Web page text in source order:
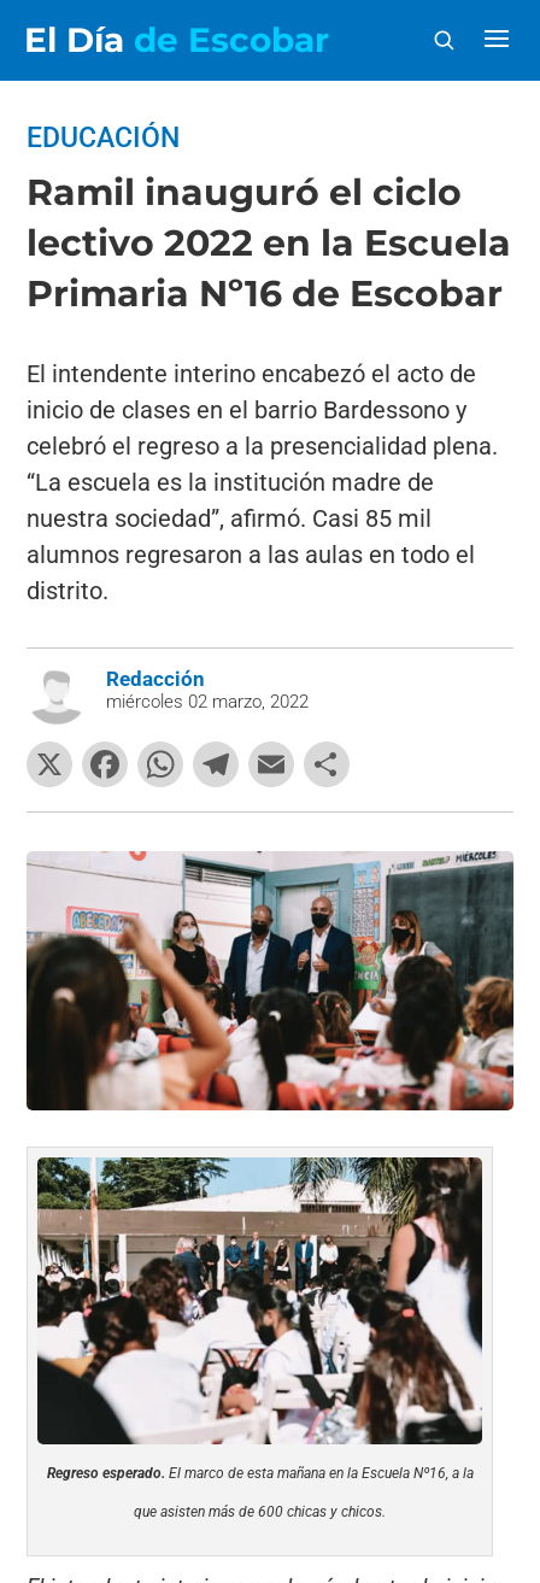
El Día de Escobar
EDUCACIÓN
Ramil inauguró el ciclo
lectivo 2022 en la Escuela
Primaria Nº16 de Escobar
El intendente interino encabezó el acto de
inicio de clases en el barrio Bardessono y
celebró el regreso a la presencialidad plena.
“La escuela es la institución madre de
nuestra sociedad”, afirmó. Casi 85 mil
alumnos regresaron a las aulas en todo el
distrito.
Redacción
miércoles 02 marzo, 2022
X
F
a
c
e
b
o
o
k
W
h
at
s
A
p
p
T
el
e
gr
a
m
E
m
ai
l
o
m
p
ar
tir
Regreso esperado. El marco de esta mañana en la Escuela Nº16, a la
que asisten más de 600 chicas y chicos.